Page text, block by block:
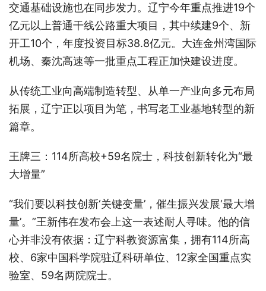
交通基础设施也在同步发力。辽宁今年重点推进19个
亿元以上普通干线公路重大项目，其中续建9个、新
开工10个，年度投资目标38.8亿元。大连金州湾国际
机场、秦沈高速等一批重点工程正加快建设进度。
从传统工业向高端制造转型、从单一产业向多元布局
拓展，辽宁正以项目为笔，书写老工业基地转型的新
篇章。
王牌三：114所高校+59名院士，科技创新转化为“最
大增量”
“我们要以科技创新‘关键变量’，催生振兴发展‘最大增
量’。”王新伟在发布会上这一表述耐人寻味。他的信
心并非没有依据：辽宁科教资源富集，拥有114所高
校、6家中国科学院驻辽科研单位、12家全国重点实
验室、59名两院院士。